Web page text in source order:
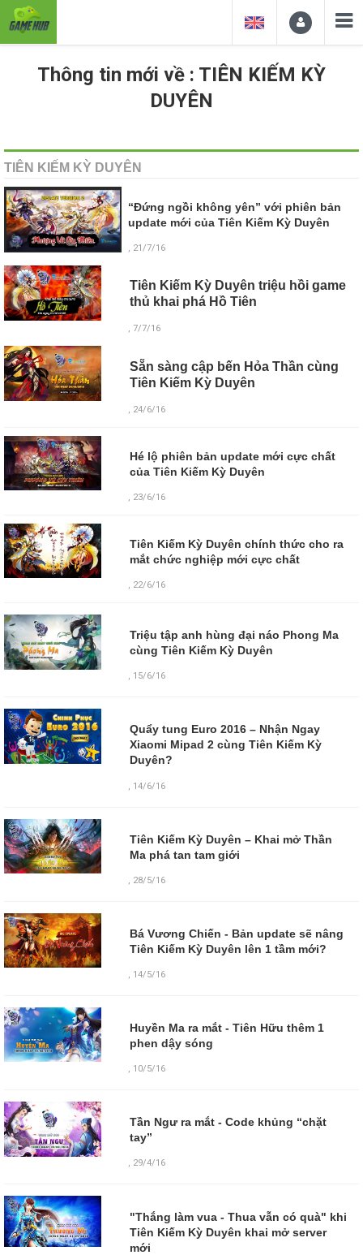
Thông tin mới về : TIÊN KIẾM KỲ
DUYÊN
TIÊN KIẾM KỲ DUYÊN
“Đứng ngồi không yên” với phiên bản
update mới của Tiên Kiếm Kỳ Duyên
, 21/7/16
Tiên Kiếm Kỳ Duyên triệu hồi game
thủ khai phá Hồ Tiên
, 7/7/16
Sẵn sàng cập bến Hỏa Thần cùng
Tiên Kiếm Kỳ Duyên
, 24/6/16
Hé lộ phiên bản update mới cực chất
của Tiên Kiếm Kỳ Duyên
, 23/6/16
Tiên Kiếm Kỳ Duyên chính thức cho ra
mắt chức nghiệp mới cực chất
, 22/6/16
Triệu tập anh hùng đại náo Phong Ma
cùng Tiên Kiếm Kỳ Duyên
, 15/6/16
Quẩy tung Euro 2016 – Nhận Ngay
Xiaomi Mipad 2 cùng Tiên Kiếm Kỳ
Duyên?
14/6/16
Tiên Kiếm Kỳ Duyên – Khai mở Thần
Ma phá tan tam giới
, 28/5/16
Bá Vương Chiến - Bản update sẽ nâng
Tiên Kiếm Kỳ Duyên lên 1 tầm mới?
, 14/5/16
Huyền Ma ra mắt - Tiên Hữu thêm 1
phen dậy sóng
, 10/5/16
Tần Ngư ra mắt - Code khủng “chặt
tay”
, 29/4/16
"Thắng làm vua - Thua vẫn có quà" khi
Tiên Kiếm Kỳ Duyên khai mở server
mới